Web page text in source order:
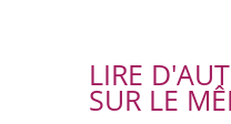
LIRE
SUR LE